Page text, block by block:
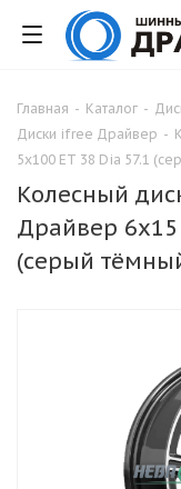
Главная - Каталог -
Диски ifree Драйвер -
5x100 ET 38 Dia 57.1
Колесный
Драйвер 6x15
(серый